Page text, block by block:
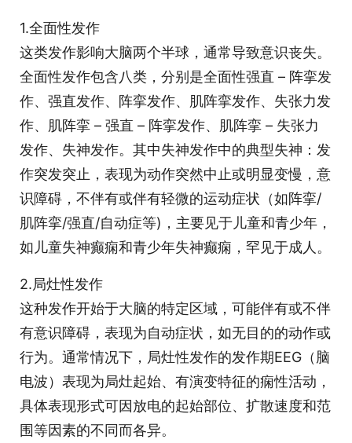
1.全面性发作
这类发作影响大脑两个半球，通常导致意识丧失。
全面性发作包含八类，分别是全面性强直 – 阵挛发
作、强直发作、阵挛发作、肌阵挛发作、失张力发
作、肌阵挛 – 强直 – 阵挛发作、肌阵挛 – 失张力
发作、失神发作。其中失神发作中的典型失神：发
作突发突止，表现为动作突然中止或明显变慢，意
识障碍，不伴有或伴有轻微的运动症状（如阵挛/
肌阵挛/强直/自动症等)，主要见于儿童和青少年，
如儿童失神癫痫和青少年失神癫痫，罕见于成人。
2.局灶性发作
这种发作开始于大脑的特定区域，可能伴有或不伴
有意识障碍，表现为自动症状，如无目的的动作或
行为。通常情况下，局灶性发作的发作期EEG（脑
电波）表现为局灶起始、有演变特征的痫性活动，
具体表现形式可因放电的起始部位、扩散速度和范
围等因素的不同而各异。